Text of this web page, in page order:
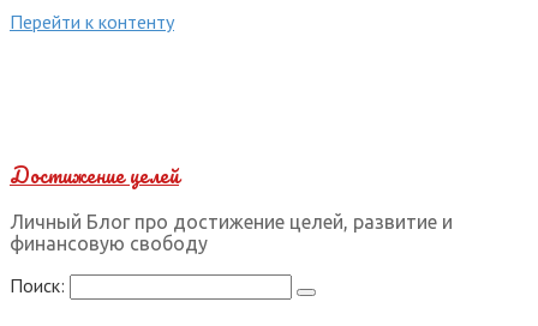
Перейти к контенту
Достижение целей
Личный Блог про достижение целей, развитие и
финансовую свободу
Поиск: